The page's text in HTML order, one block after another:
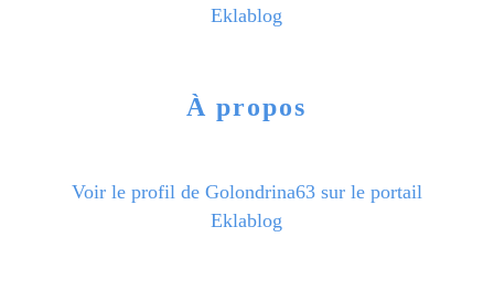
Eklablog
À propos
Voir le profil de Golondrina63 sur le portail
Eklablog